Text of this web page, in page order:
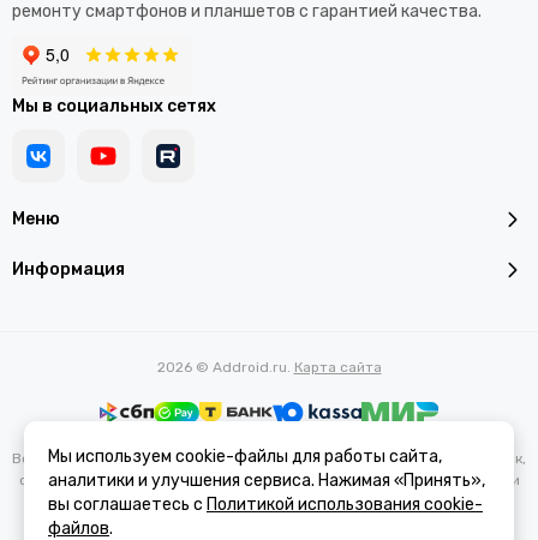
Меню
Информация
ремонту смартфонов и планшетов с гарантией качества.
Мы в социальных сетях
2026 © Addroid.ru. Карта сайта
Вся представленная на сайте информация, касающаяся характеристик,
стоимости товаров и услуг, носит информационный характер и ни при
каких условиях не является публичной офертой, определяемой
положениями Статьи 437(2) Гражданского кодекса РФ.
Мы используем cookie-файлы для работы сайта,
аналитики и улучшения сервиса. Нажимая «Принять»,
вы соглашаетесь с Политикой использования cookie-
файлов.